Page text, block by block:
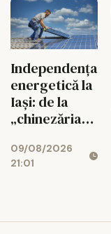
Independența
energetică la
Iași: de la
„chinezăria”
sistemul de
7.000 de euro
09/08/2026
21:01